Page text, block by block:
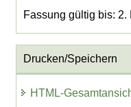
Fassung gültig bis: 2.
Drucken/Speichern
HTML-